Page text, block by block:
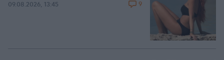
09.08.2026, 13:45 9